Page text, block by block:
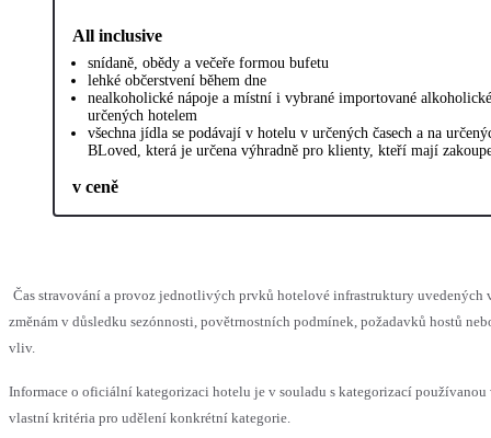
All inclusive
snídaně, obědy a večeře formou bufetu
lehké občerstvení během dne
nealkoholické nápoje a místní i vybrané importované
určených hotelem
všechna jídla se podávají v hotelu v určených časech a na
BLoved, která je určena výhradně pro klienty, kteří mají
v ceně
Čas stravování a provoz jednotlivých prvků hotelové infrastruktury uvedených
změnám v důsledku sezónnosti, povětrnostních podmínek, požadavků hostů
vliv.
Informace o oficiální kategorizaci hotelu je v souladu s kategorizací používanou
vlastní kritéria pro udělení konkrétní kategorie.